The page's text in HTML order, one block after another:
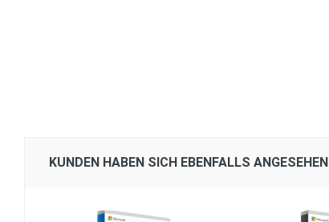
KUNDEN HABEN SICH EBENFALLS ANGESEHEN